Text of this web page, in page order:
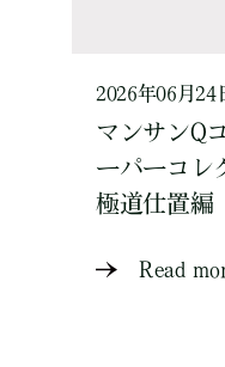
2026年06月24
マンサンQ
ーパーコ
極道仕置編
Read